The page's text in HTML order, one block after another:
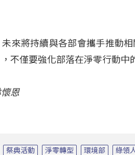
來將持續與各部會攜手推動
不僅要強化部落在淨零行動中
恩
祭典活動 淨零轉型 環境部 綠領